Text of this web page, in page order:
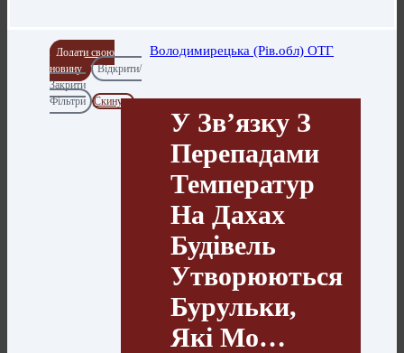
Додати свою
новину
Відкрити/
Закрити
Фільтри
Скинути
Володимирецька (Рів.обл) ОТГ
У Зв’язку З
Перепадами
Температур
На Дахах
Будівель
Утворюються
Бурульки,
Які Мо…